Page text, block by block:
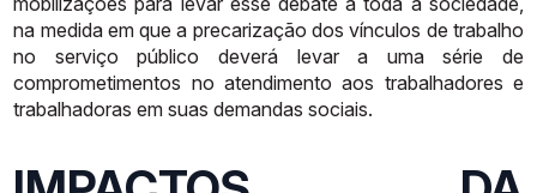
na medida em que a precarização dos vínculos de trabalho
no serviço público
deverá levar a uma série de
comprometimentos no atendimento aos trabalhadores e
trabalhadoras em suas demandas sociais.